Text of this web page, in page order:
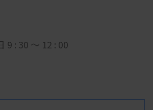
9 : 30 ～ 12 : 00